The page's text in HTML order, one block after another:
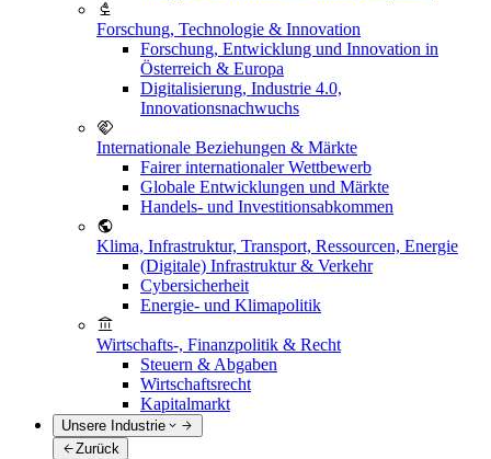
Forschung, Technologie & Innovation
Forschung, Entwicklung und Innovation in
Österreich & Europa
Digitalisierung, Industrie 4.0,
Innovationsnachwuchs
Internationale Beziehungen & Märkte
Fairer internationaler Wettbewerb
Globale Entwicklungen und Märkte
Handels- und Investitionsabkommen
Klima, Infrastruktur, Transport, Ressourcen, Energie
(Digitale) Infrastruktur & Verkehr
Cybersicherheit
Energie- und Klimapolitik
Wirtschafts-, Finanzpolitik & Recht
Steuern & Abgaben
Wirtschaftsrecht
Kapitalmarkt
Unsere Industrie
Zurück